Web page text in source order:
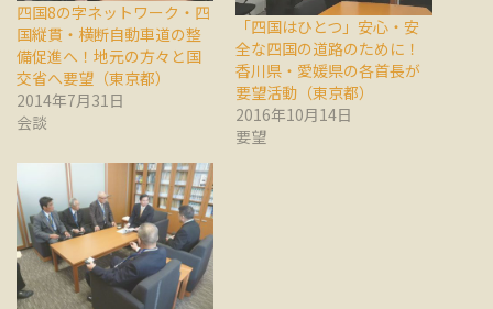
四国8の字ネットワーク・四
国縦貫・横断自動車道の整
備促進へ！地元の方々と国
交省へ要望（東京都）
2014年7月31日
会談
「四国はひとつ」安心・安
全な四国の道路のために！
香川県・愛媛県の各首長が
要望活動（東京都）
2016年10月14日
要望